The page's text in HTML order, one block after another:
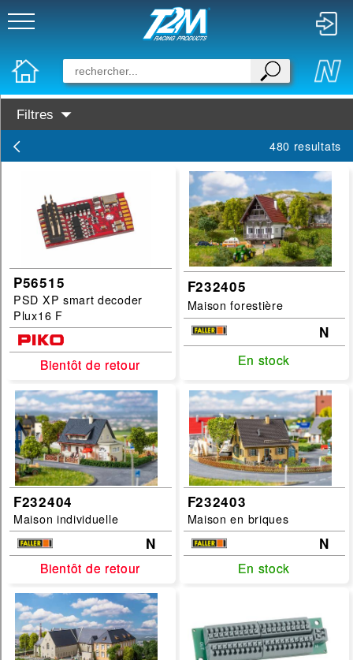
Filtres
Prochainement dispo
Marques :
Faller
Categories :
Echelles :
G
HO
TT
480 resultats
P56515
PSD XP smart decoder
Plux16 F
Bientôt de retour
Bientôt de retour
F232405
Maison forestière
N
En stock
En stock
F232404
Maison individuelle
N
Bientôt de retour
Bientôt de retour
F232403
Maison en briques
N
En stock
En stock